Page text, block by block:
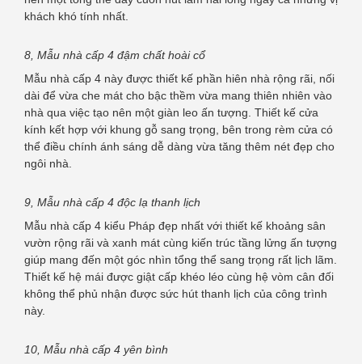
khách khó tính nhất.
8, Mẫu nhà cấp 4 đậm chất hoài cổ
Mẫu nhà cấp 4 này được thiết kế phần hiên nhà rộng rãi, nối
dài để vừa che mát cho bậc thềm vừa mang thiên nhiên vào
nhà qua việc tạo nên một giàn leo ấn tượng. Thiết kế cửa
kính kết hợp với khung gỗ sang trọng, bên trong rèm cửa có
thể điều chính ánh sáng dễ dàng vừa tăng thêm nét đẹp cho
ngôi nhà.
9, Mẫu nhà cấp 4 độc lạ thanh lịch
Mẫu nhà cấp 4 kiểu Pháp đẹp nhất với thiết kế khoảng sân
vườn rộng rãi và xanh mát cùng kiến trúc tầng lửng ấn tượng
giúp mang đến một góc nhìn tổng thể sang trọng rất lịch lãm.
Thiết kế hệ mái được giật cấp khéo léo cùng hệ vòm cân đối
không thể phủ nhận được sức hút thanh lịch của công trình
này.
10, Mẫu nhà cấp 4 yên bình